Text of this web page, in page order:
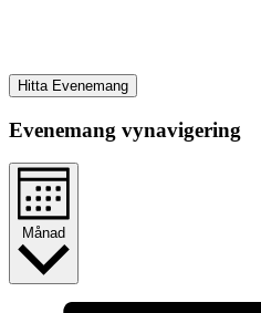
Hitta Evenemang
Evenemang vynavigering
Månad